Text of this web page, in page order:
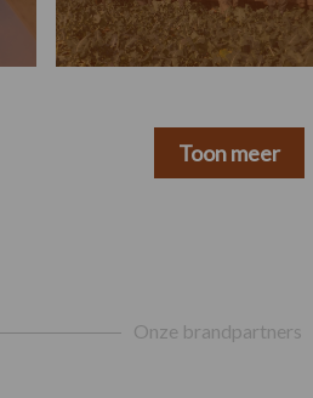
Toon meer
Onze brandpartners